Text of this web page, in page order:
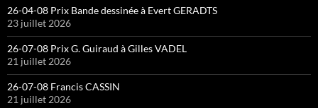
26-04-08 Prix Bande dessinée à Evert GERADTS
23 juillet 2026
26-07-08 Prix G. Guiraud à Gilles VADEL
21 juillet 2026
26-07-08 Francis CASSIN
21 juillet 2026